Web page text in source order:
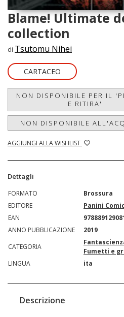
Blame! Ultimate
collection
di Tsutomu Nihei
CARTACEO
NON DISPONIBILE PER IL
E RITIRA'
NON DISPONIBILE
AGGIUNGI ALLA WISHLIST
Dettagli
FORMATO
Brossura
EDITORE
Panini
EAN
ANNO PUBBLICAZIONE
2019
CATEGORIA
Fumetti e
LINGUA
ita
Descrizione